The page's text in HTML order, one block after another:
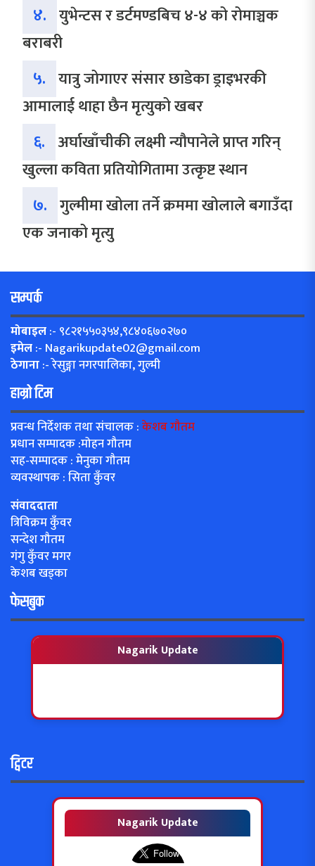
४. युभेन्टस र डर्टमण्डबिच ४-४ को रोमाञ्चक
बराबरी
५. यात्रु जोगाएर संसार छाडेका ड्राइभरकी
आमालाई थाहा छैन मृत्युको खबर
६. अर्घाखाँचीकी लक्ष्मी न्यौपानेले प्राप्त गरिन्
खुल्ला कविता प्रतियोगितामा उत्कृष्ट स्थान
७. गुल्मीमा खोला तर्ने क्रममा खोलाले बगाउँदा
एक जनाको मृत्यु
सम्पर्क
मोबाइल:- ९८२१५५०३५४,९८४०६७०२७०
इमेल:- Nagarikupdate02@gmail.com
ठेगाना:- रेसुङ्गा नगरपालिका, गुल्मी
हाम्रो टिम
प्रवन्ध निर्देशक तथा संचालक :केशब गौतम
प्रधान सम्पादक :मोहन गौतम
सह-सम्पादक : मेनुका गौतम
व्यवस्थापक : सिता कुँवर
संवाददाता
त्रिविक्रम कुँवर
सन्देश गौतम
गंगु कुँवर मगर
केशब खड्का
फेसबुक
Nagarik Update
ट्विटर
Nagarik Update